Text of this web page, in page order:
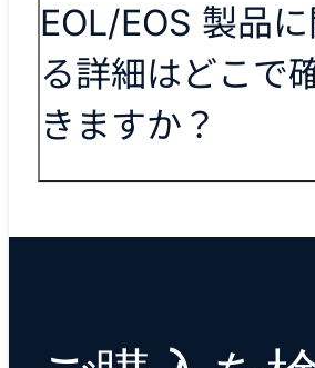
EOL/EOS 製品
る詳細はどこで
きますか？